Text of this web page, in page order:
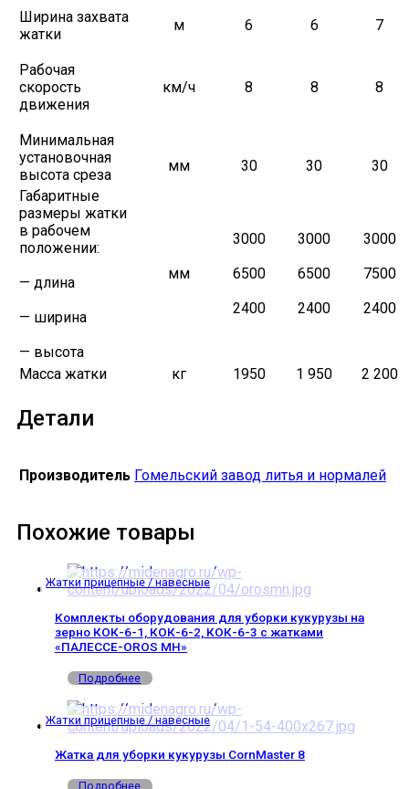
Ширина захвата
жатки
м 6 6 7
Рабочая
скорость
движения
км/ч 8 8 8
Минимальная
установочная
высота среза
мм 30 30
30
Габаритные
размеры жатки
в рабочем
положении:
— длина
— ширина
— высота
мм
3000
6500
2400
3000
6500
2400
3000
7500
2400
Масса жатки кг 1950 1 950 2 200
Детали
Производитель Гомельский завод литья и нормалей
Похожие товары
Жатки прицепные / навесные
Комплекты оборудования для уборки кукурузы на
зерно КОК-6-1, КОК-6-2, КОК-6-3 с жатками
«ПАЛЕССЕ-OROS MH»
Подробнее
Жатки прицепные / навесные
Жатка для уборки кукурузы CornMaster 8
Подробнее